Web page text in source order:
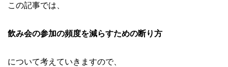
この記事では、
飲み会の参加の頻度を減らすための断り方
について考えていきますので、